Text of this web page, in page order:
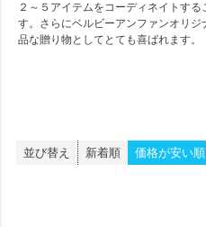
２～５アイテムをコーディネイトす
す。さらにベルビーアンファンオリ
品な贈り物としてとても喜ばれます。
並び替え 新着順 価格が安い順